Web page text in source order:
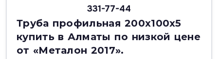
331-77-44
Труба профильная 200х100х5
купить в Алматы по низкой цене
от «Металон 2017».